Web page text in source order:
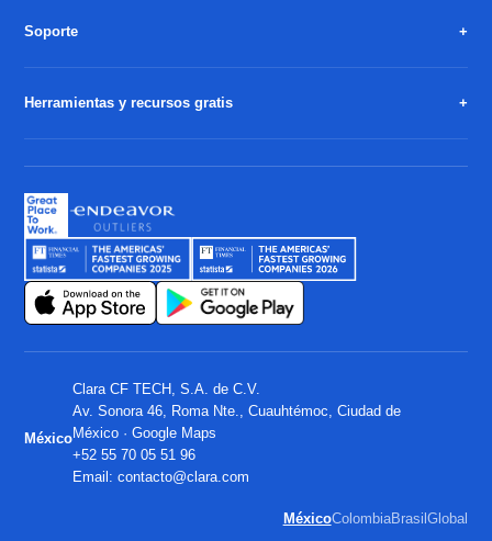
Soporte
Herramientas y recursos gratis
México
Clara CF TECH, S.A. de C.V.
Av. Sonora 46, Roma Nte., Cuauhtémoc, Ciudad de
México ·Google Maps
+52 55 70 05 51 96
Email:contacto@clara.com
MéxicoColombiaBrasilGlobal